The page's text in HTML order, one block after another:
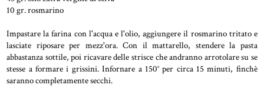
10 gr. rosmarino
Impastare la farina con l'acqua e l'olio, aggiungere il rosmarino tritato e
lasciate riposare per mezz'ora. Con il mattarello, stendere la pasta
abbastanza sottile, poi ricavare delle strisce che andranno arrotolare su se
stesse a formare i grissini. Infornare a 150° per circa 15 minuti, finchè
saranno completamente secchi.